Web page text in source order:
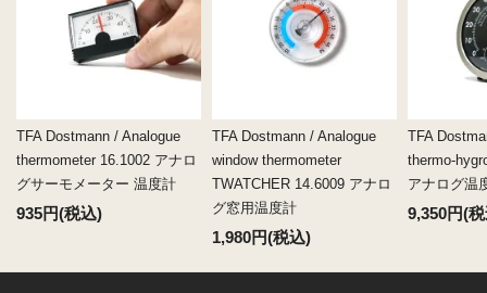
TFA Dostmann / Analogue
thermometer 16.1002 アナロ
グサーモメーター 温度計
935円(税込)
TFA Dostmann / Analogue
window thermometer
TWATCHER 14.6009 アナロ
グ窓用温度計
1,980円(税込)
TFA
thermo-
アナログ温
9,350円(